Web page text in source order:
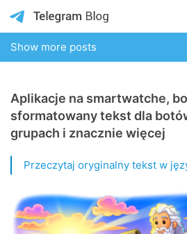
Show more posts
Aplikacje na smartwatche,
sformatowany tekst dla
grupach i znacznie więcej
Przeczytaj oryginalny tekst w